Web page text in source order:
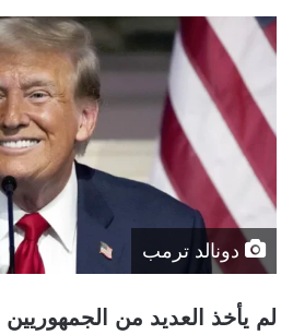
دونالد ترمب
لم يأخذ العديد من